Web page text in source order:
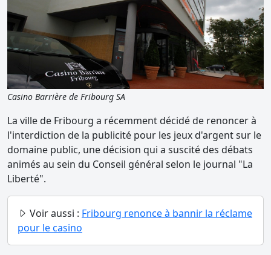
Casino Barrière de Fribourg SA
La ville de Fribourg a récemment décidé de renoncer à
l'interdiction de la publicité pour les jeux d'argent sur le
domaine public, une décision qui a suscité des débats
animés au sein du Conseil général selon le journal "La
Liberté".
Voir aussi : Fribourg renonce à bannir la réclame
pour le casino